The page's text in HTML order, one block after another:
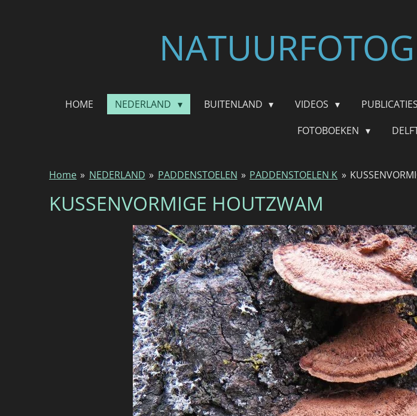
HOME NEDERLAND BUITENLAND VIDEOS PUBLICATIES
FOTOBOEKEN
Home » NEDERLAND » PADDENSTOELEN » PADDENSTOELEN K »
KUSSENVORMIGE HOUTZWAM